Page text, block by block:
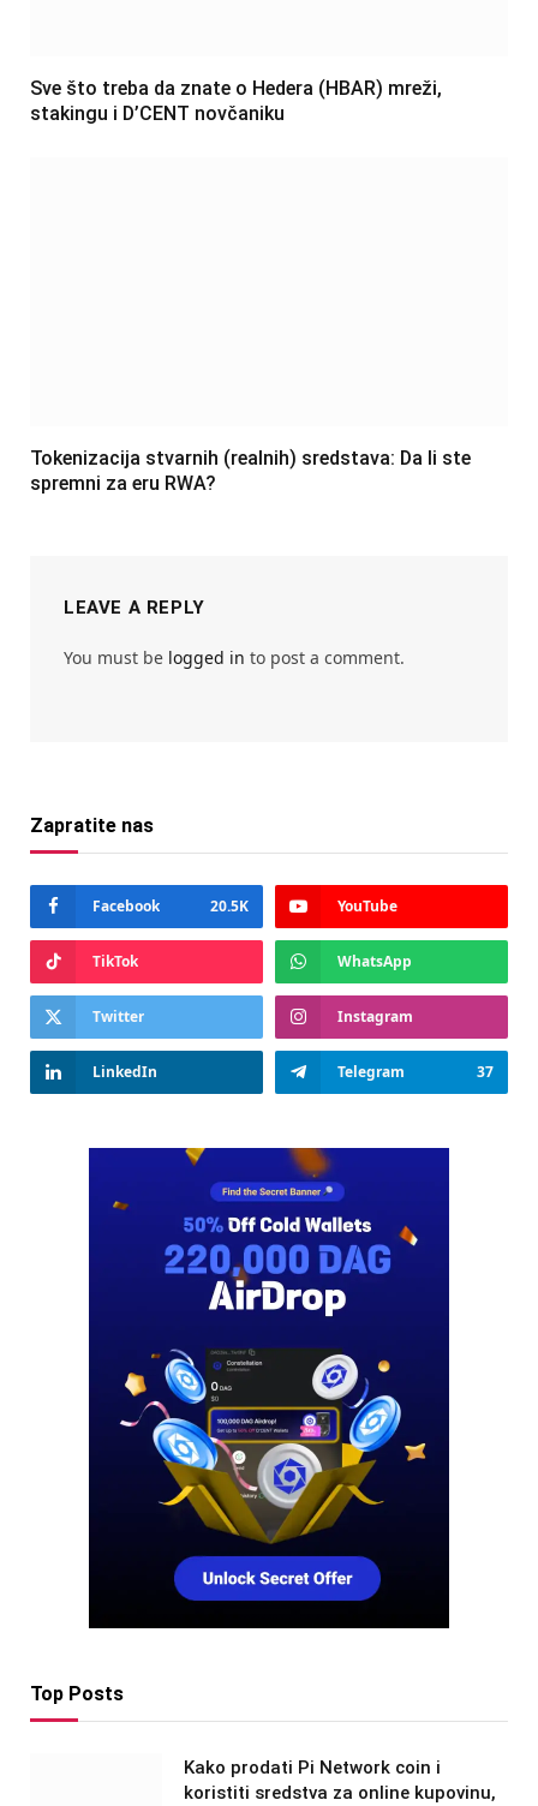
Sve što treba da znate o Hedera (HBAR) mreži,
stakingu i D’CENT novčaniku
Tokenizacija stvarnih (realnih) sredstava: Da li ste
spremni za eru RWA?
LEAVE A REPLY
You must be logged in to post a comment.
Zapratite nas
Facebook 20.5K YouTube
TikTok WhatsApp
Twitter Instagram
LinkedIn Telegram 37
Top Posts
Kako prodati Pi Network coin i
koristiti sredstva za online kupovinu,